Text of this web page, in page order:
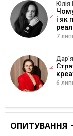
Юлія
і як
7
6
ОПИТУВАННЯ